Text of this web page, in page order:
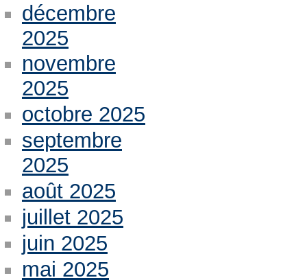
décembre
2025
novembre
2025
octobre 2025
septembre
2025
août 2025
juillet 2025
juin 2025
mai 2025